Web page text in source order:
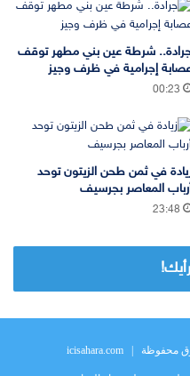
شرطة عين بني مطهر توقف
إجرامية في ظرف وجيز
00:23
في ثمن طحن الزيتون توحد
المعاصر بجرسيف
23:48
icisahara.com